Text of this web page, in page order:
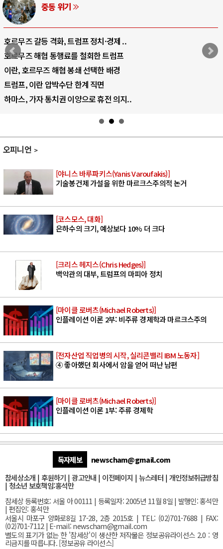
AI와 인간
중국 AI, 저가 공세로 글로벌 토큰 시..
AI 국부펀드 구상 놓고 미국 진보진영 ..
AI 데이터센터 반대 투쟁은 새로운 글로..
AI의 숨은 환경 비용: 데이터센터 확산..
AI는 어떻게 미국 민주주의를 잠식하고 ..
오피니언
[야니스 바루파키스(Yanis Varoufakis)]
기술봉건제 가설을 위한 마르크스주의적 논거
[코스모스, 대화]
은하수의 크기, 예상보다 10% 더 크다
[크리스 헤지스(Chris Hedges)]
백악관의 대부, 트럼프의 마피아 정치
[마이클 로버츠(Michael Roberts)]
인플레이션 이론 2부: 비주류 경제학과 마르크스주의
[전자산업 직업병의 시작, 실리콘밸리 IBM 노동자]
④ 좋아했던 회사에서 암을 얻어 떠난 남편
[마이클 로버츠(Michael Roberts)]
인플레이션 이론 1부: 주류 경제학
독자제보
newscham@gmail.com
참세상소개 | 후원하기 |광고안내 | 이전페이지 | 뉴스레터| 개인정보취급방침
| 청소년 보호책임:홍석만
참세상 등록번호: 서울 아 00111 | 등록일자: 2005년 11월 8일 | 발행인: 홍석만
| 편집인: 홍석만
서울시 마포구 양화로8길 17-28, 2층 2015호| TEL: (02)701-7688 | FAX:
(02)701-7112 | E-mail:newscham@gmail.com
별도의 표기가 없는 한 '참세상'이 생산한 저작물은 정보공유라이선스 2.0 : 영
리금지를 따릅니다. [정보공유 라이선스]